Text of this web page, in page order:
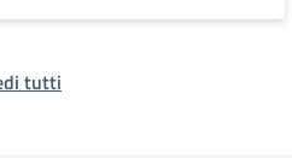
tutti